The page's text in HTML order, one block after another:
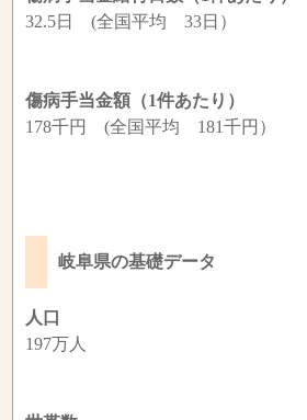
32.5日 (全国平均 33日）
傷病手当金額（1件あたり）
178千円 (全国平均 181千円）
岐阜県の基礎データ
人口
197万人